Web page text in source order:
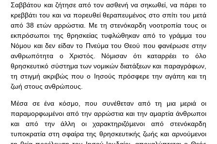
Σαββάτου και ζήτησε από τον ασθενή να σηκωθεί, να πάρει το
κρεββάτι του και να πορευθεί θεραπευμένος στο σπίτι του μετά
από 38 ετών αρρώστια. Με τη στενόκαρδη νοοτροπία τους οι
εκπρόσωποι της θρησκείας τυφλώθηκαν από το γράμμα του
Νόμου και δεν είδαν το Πνεύμα του Θεού που φανέρωσε στην
ανθρωπότητα ο Χριστός. Νόμισαν ότι καταρρέει το όλο
θρησκευτικό σύστημα των νομικών διατάξεων και παραγράφων,
τη στιγμή ακριβώς που ο Ιησούς πρόσφερε την αγάπη και τη
ζωή στους ανθρώπους.
Μέσα σε ένα κόσμο, που συνέθεταν από τη μια μεριά οι
παραμορφωμένοι από την αρρώστια και την αμαρτία άνθρωποι
και από την άλλη οι χαρακτηριζόμενοι από στενόκαρδη
τυποκρατία στη σφαίρα της θρησκευτικής ζωής και αρνούμενοι